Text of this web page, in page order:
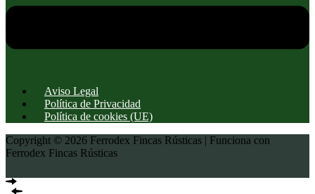
Aviso Legal
Política de Privacidad
Política de cookies (UE)
Copyright © 2026 Ferrodex Fincas Rústicas | Funciona con
Ferrodex Fincas Rústicas